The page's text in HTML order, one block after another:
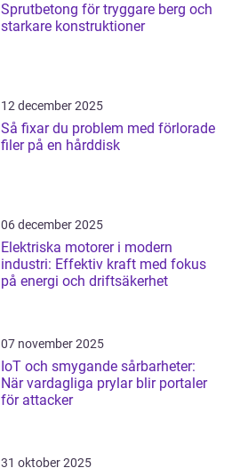
Sprutbetong för tryggare berg och
starkare konstruktioner
12 december 2025
Så fixar du problem med förlorade
filer på en hårddisk
06 december 2025
Elektriska motorer i modern
industri: Effektiv kraft med fokus
på energi och driftsäkerhet
07 november 2025
IoT och smygande sårbarheter:
När vardagliga prylar blir portaler
för attacker
31 oktober 2025